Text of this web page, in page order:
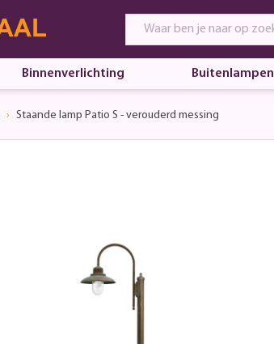
Binnenverlichting Buitenlampen
Staande lamp Patio S - verouderd messing